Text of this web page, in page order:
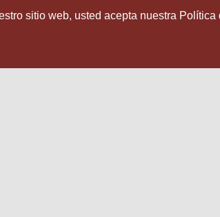
sitio web, usted acepta nuestra Política